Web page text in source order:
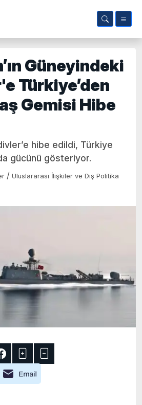
Güneyindeki
Türkiye’den
Gemisi Hibe
hibe edildi, Türkiye
gücünü gösteriyor.
/ Uluslararası İlişkiler ve Dış Politika